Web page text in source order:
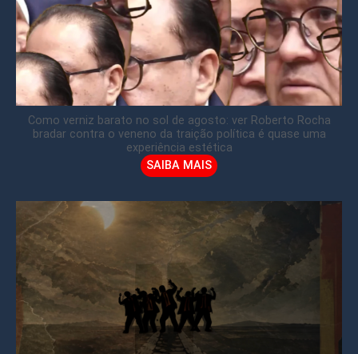
Como verniz barato no sol de agosto: ver Roberto Rocha
bradar contra o veneno da traição política é quase uma
experiência estética
SAIBA MAIS